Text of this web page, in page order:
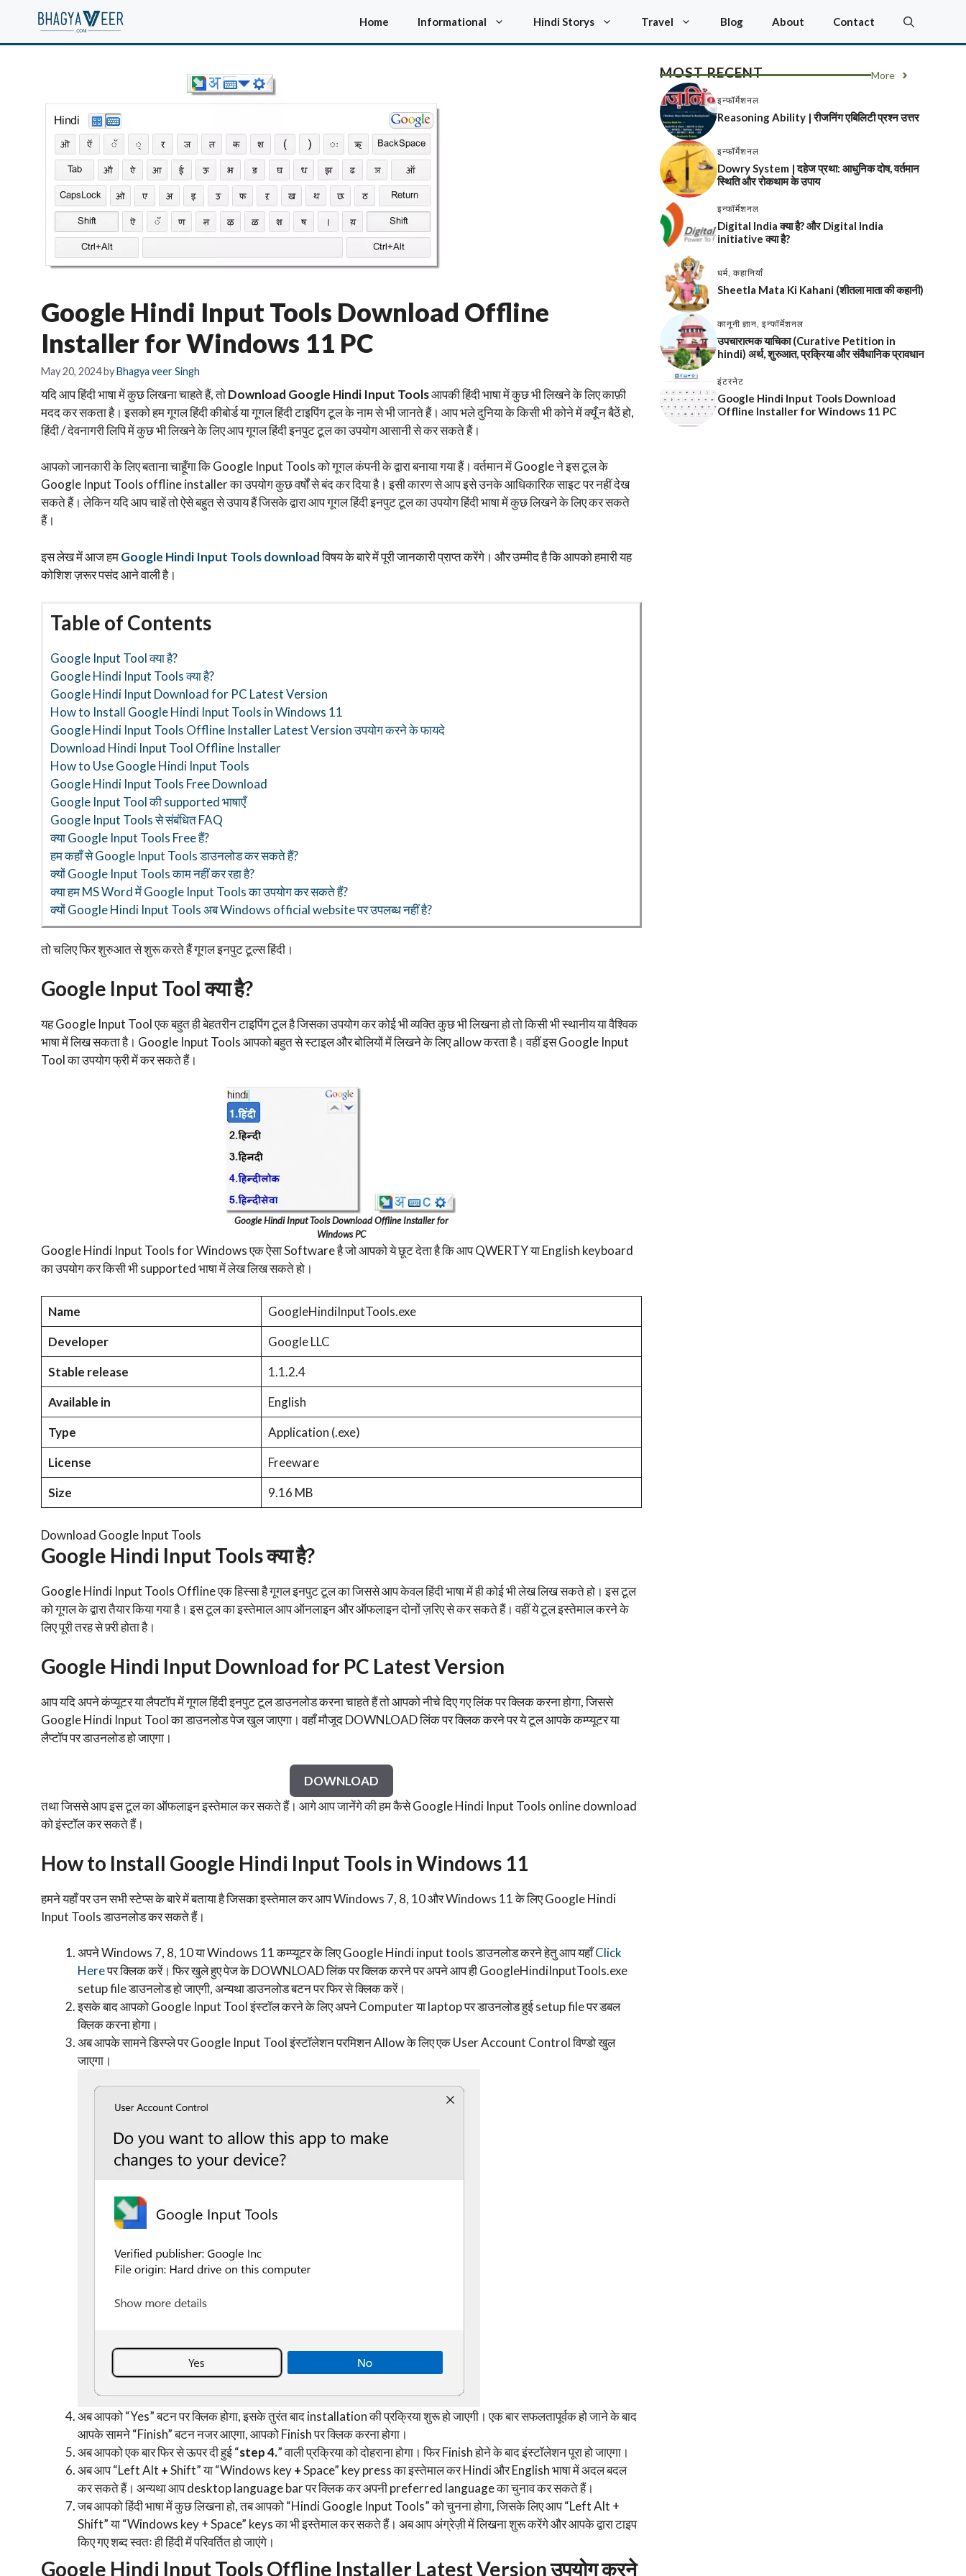
content
Home Informational Hindi Storys Travel Blog About Contact
Google Hindi Input Tools Download Offline
Installer for Windows 11 PC
May 20, 2024byBhagya veer Singh
यदि आप हिंदी भाषा में कुछ लिखना चाहते हैं, तोDownload Google Hindi Input Toolsआपकी हिंदी भाषा में कुछ भी लिखने के लिए काफ़ी
मदद कर सकता है। इसको हम गूगल हिंदी कीबोर्ड या गूगल हिंदी टाइपिंग टूल के नाम से भी जानते हैं। आप भले दुनिया के किसी भी कोने में क्यूँ न बैठें हो,
हिंदी / देवनागरी लिपि में कुछ भी लिखने के लिए आप गूगल हिंदी इनपुट टूल का उपयोग आसानी से कर सकते हैं।
आपको जानकारी के लिए बताना चाहूँगा कि Google Input Tools को गूगल कंपनी के द्वारा बनाया गया हैं। वर्तमान में Google ने इस टूल के
Google Input Tools offline installer का उपयोग कुछ वर्षों से बंद कर दिया है। इसी कारण से आप इसे उनके आधिकारिक साइट पर नहीं देख
सकते हैं। लेकिन यदि आप चाहें तो ऐसे बहुत से उपाय हैं जिसके द्वारा आप गूगल हिंदी इनपुट टूल का उपयोग हिंदी भाषा में कुछ लिखने के लिए कर सकते
हैं।
इस लेख में आज हमGoogle Hindi Input Tools downloadविषय के बारे में पूरी जानकारी प्राप्त करेंगे। और उम्मीद है कि आपको हमारी यह
कोशिश ज़रूर पसंद आने वाली है।
Table of Contents
Google Input Tool क्या है?
Google Hindi Input Tools क्या है?
Google Hindi Input Download for PC Latest Version
How to Install Google Hindi Input Tools in Windows 11
Google Hindi Input Tools Offline Installer Latest Version उपयोग करने के फायदे
Download Hindi Input Tool Offline Installer
How to Use Google Hindi Input Tools
Google Hindi Input Tools Free Download
Google Input Tool की supported भाषाएँ
Google Input Tools से संबंधित FAQ
क्या Google Input Tools Free हैं?
हम कहाँ से Google Input Tools डाउनलोड कर सकते हैं?
क्यों Google Input Tools काम नहीं कर रहा है?
क्या हम MS Word में Google Input Tools का उपयोग कर सकते हैं?
क्यों Google Hindi Input Tools अब Windows official website पर उपलब्ध नहीं है?
तो चलिए फिर शुरुआत से शुरू करते हैं गूगल इनपुट टूल्स हिंदी।
Google Input Tool क्या है?
यह Google Input Tool एक बहुत ही बेहतरीन टाइपिंग टूल है जिसका उपयोग कर कोई भी व्यक्ति कुछ भी लिखना हो तो किसी भी स्थानीय या वैश्विक
भाषा में लिख सकता है। Google Input Tools आपको बहुत से स्टाइल और बोलियों में लिखने के लिए allow करता है। वहीं इस Google Input
Tool का उपयोग फ्री में कर सकते हैं।
Google Hindi Input Tools Download Offline Installer for
Windows PC
Google Hindi Input Tools for Windows एक ऐसा Software है जो आपको ये छूट देता है कि आप QWERTY या English keyboard
का उपयोग कर किसी भी supported भाषा में लेख लिख सकते हो।
Name
GoogleHindiInputTools.exe
Developer
Google LLC
Stable release
1.1.2.4
Available in
English
Type
Application (.exe)
License
Freeware
Size
9.16 MB
Download Google Input Tools
Google Hindi Input Tools क्या है?
Google Hindi Input Tools Offline एक हिस्सा है गूगल इनपुट टूल का जिससे आप केवल हिंदी भाषा में ही कोई भी लेख लिख सकते हो। इस टूल
को गूगल के द्वारा तैयार किया गया है। इस टूल का इस्तेमाल आप ऑनलाइन और ऑफलाइन दोनों ज़रिए से कर सकते हैं। वहीं ये टूल इस्तेमाल करने के
लिए पूरी तरह से फ़्री होता है।
Google Hindi Input Download for PC Latest Version
आप यदि अपने कंप्यूटर या लैपटॉप में गूगल हिंदी इनपुट टूल डाउनलोड करना चाहते हैं तो आपको नीचे दिए गए लिंक पर क्लिक करना होगा, जिससे
Google Hindi Input Tool का डाउनलोड पेज खुल जाएगा। वहाँ मौजूद DOWNLOAD लिंक पर क्लिक करने पर ये टूल आपके कम्प्यूटर या
लैप्टॉप पर डाउनलोड हो जाएगा।
DOWNLOAD
तथा जिससे आप इस टूल का ऑफलाइन इस्तेमाल कर सकते हैं। आगे आप जानेंगे की हम कैसे Google Hindi Input Tools online download
को इंस्टॉल कर सकते हैं।
How to Install Google Hindi Input Tools in Windows 11
हमने यहाँ पर उन सभी स्टेप्स के बारे में बताया है जिसका इस्तेमाल कर आप Windows 7, 8, 10 और Windows 11 के लिए Google Hindi
Input Tools डाउनलोड कर सकते हैं।
अपने Windows 7, 8, 10 या Windows 11 कम्प्यूटर के लिए Google Hindi input tools डाउनलोड करने हेतु आप यहाँClick
Hereपर क्लिक करें। फिर खुले हुए पेज के DOWNLOAD लिंक पर क्लिक करने पर अपने आप ही GoogleHindiInputTools.exe
setup file डाउनलोड हो जाएगी, अन्यथा डाउनलोड बटन पर फिर से क्लिक करें।
इसके बाद आपको Google Input Tool इंस्टॉल करने के लिए अपने Computer या laptop पर डाउनलोड हुई setup file पर डबल
क्लिक करना होगा।
अब आपके सामने डिस्प्ले पर Google Input Tool इंस्टॉलेशन परमिशन Allow के लिए एक User Account Control विण्डो खुल
जाएगा।
अब आपको “Yes” बटन पर क्लिक होगा, इसके तुरंत बाद installation की प्रक्रिया शुरू हो जाएगी। एक बार सफलतापूर्वक हो जाने के बाद
आपके सामने “Finish” बटन नजर आएगा, आपको Finish पर क्लिक करना होगा।
अब आपको एक बार फिर से ऊपर दी हुई “step 4.” वाली प्रक्रिया को दोहराना होगा। फिर Finish होने के बाद इंस्टॉलेशन पूरा हो जाएगा।
अब आप “Left Alt +Shift” या “Windows key+Space” key press का इस्तेमाल कर Hindi और English भाषा में अदल बदल
कर सकते हैं। अन्यथा आप desktop language bar पर क्लिक कर अपनी preferred language का चुनाव कर सकते हैं।
जब आपको हिंदी भाषा में कुछ लिखना हो, तब आपको “Hindi Google Input Tools” को चुनना होगा, जिसके लिए आप “Left Alt +
Shift” या “Windows key + Space” keys का भी इस्तेमाल कर सकते हैं। अब आप अंग्रेज़ी में लिखना शुरू करेंगे और आपके द्वारा टाइप
किए गए शब्द स्वतः ही हिंदी में परिवर्तित हो जाएंगे।
Google Hindi Input Tools Offline Installer Latest Version उपयोग करने
MOST RECENT More
इन्फॉर्मेशनल
Reasoning Ability | रीजनिंग एबिलिटी प्रश्न उत्तर
इन्फॉर्मेशनल
Dowry System | दहेज प्रथा: आधुनिक दोष, वर्तमान
स्थिति और रोकथाम के उपाय
इन्फॉर्मेशनल
Digital India क्या है? और Digital India
initiative क्या है?
धर्म कहानियाँ
Sheetla Mata Ki Kahani (शीतला माता की कहानी)
कानूनी ज्ञान इन्फॉर्मेशनल
उपचारात्मक याचिका (Curative Petition in
hindi) अर्थ, शुरुआत, प्रक्रिया और संवैधानिक प्रावधान
इंटरनेट
Google Hindi Input Tools Download
Offline Installer for Windows 11 PC